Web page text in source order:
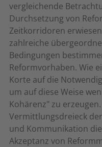
vergleichende
Durchsetzung von
Zeitkorridoren
zahlreiche
Bedingungen
Reformvorhaben. Wie
Korte auf die
um auf diese Weise
Kohärenz" zu
Vermittlungsdreieck
und Kommunikation
Akzeptanz von